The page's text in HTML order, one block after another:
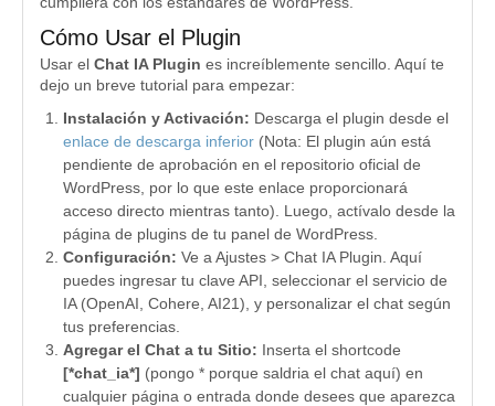
Cómo Usar el Plugin
Usar el Chat IA Plugin es increíblemente sencillo. Aquí te
dejo un breve tutorial para empezar:
Instalación y Activación: Descarga el plugin desde el
enlace de descarga inferior (Nota: El plugin aún está
pendiente de aprobación en el repositorio oficial de
WordPress, por lo que este enlace proporcionará
acceso directo mientras tanto). Luego, actívalo desde la
página de plugins de tu panel de WordPress.
Configuración: Ve a Ajustes > Chat IA Plugin. Aquí
puedes ingresar tu clave API, seleccionar el servicio de
IA (OpenAI, Cohere, AI21), y personalizar el chat según
tus preferencias.
Agregar el Chat a tu Sitio: Inserta el shortcode
[*chat_ia*] (pongo * porque saldria el chat aquí) en
cualquier página o entrada donde desees que aparezca